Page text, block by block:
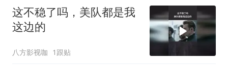
这不稳了吗，美队都是我
这边的
八方影视咖 1跟贴